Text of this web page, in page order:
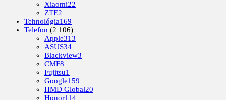
Xiaomi22
ZTE2
Tehnológia169
Telefon (2 106)
Apple313
ASUS34
Blackview3
CMF8
Fujitsu1
Google159
HMD Global20
Honor114